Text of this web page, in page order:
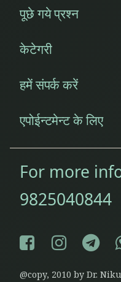
पूछे गये प्रश्न
केटेगरी
हमें संपर्क करें
एपोईन्टमेन्ट के लिए
For more
9825040844
Facebook
@copy, 2010 by Dr.